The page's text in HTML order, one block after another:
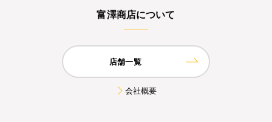
富澤商店について
店舗一覧
会社概要